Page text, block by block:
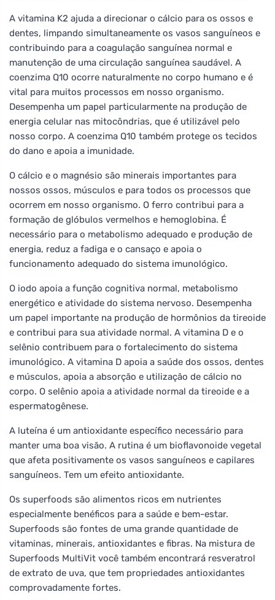
A vitamina K2 ajuda a direcionar o cálcio para os ossos e
dentes, limpando simultaneamente os vasos sanguíneos e
contribuindo para a coagulação sanguínea normal e
manutenção de uma circulação sanguínea saudável. A
coenzima Q10 ocorre naturalmente no corpo humano e é
vital para muitos processos em nosso organismo.
Desempenha um papel particularmente na produção de
energia celular nas mitocôndrias, que é utilizável pelo
nosso corpo. A coenzima Q10 também protege os tecidos
do dano e apoia a imunidade.
O cálcio e o magnésio são minerais importantes para
nossos ossos, músculos e para todos os processos que
ocorrem em nosso organismo. O ferro contribui para a
formação de glóbulos vermelhos e hemoglobina. É
necessário para o metabolismo adequado e produção de
energia, reduz a fadiga e o cansaço e apoia o
funcionamento adequado do sistema imunológico.
O iodo apoia a função cognitiva normal, metabolismo
energético e atividade do sistema nervoso. Desempenha
um papel importante na produção de hormônios da tireoide
e contribui para sua atividade normal. A vitamina D e o
selênio contribuem para o fortalecimento do sistema
imunológico. A vitamina D apoia a saúde dos ossos, dentes
e músculos, apoia a absorção e utilização de cálcio no
corpo. O selênio apoia a atividade normal da tireoide e a
espermatogênese.
A luteína é um antioxidante específico necessário para
manter uma boa visão. A rutina é um bioflavonoide vegetal
que afeta positivamente os vasos sanguíneos e capilares
sanguíneos. Tem um efeito antioxidante.
Os superfoods são alimentos ricos em nutrientes
especialmente benéficos para a saúde e bem-estar.
Superfoods são fontes de uma grande quantidade de
vitaminas, minerais, antioxidantes e fibras. Na mistura de
Superfoods MultiVit você também encontrará resveratrol
de extrato de uva, que tem propriedades antioxidantes
comprovadamente fortes.